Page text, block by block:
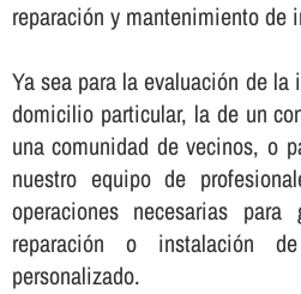
reparación y mantenimiento de
Ya sea para la evaluación de
domicilio particular, la de un
una comunidad de vecinos, o
nuestro equipo de
operaciones necesarias
reparación o instalación
personalizado.